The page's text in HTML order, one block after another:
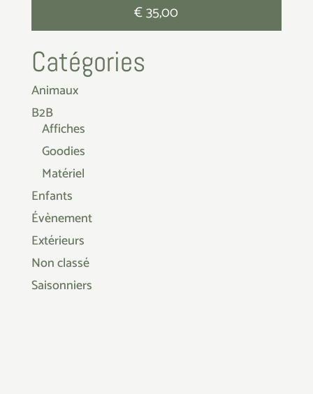
Catégories
Animaux
B2B
Affiches
Goodies
Matériel
Enfants
Évènement
Extérieurs
Non classé
Saisonniers
€35,00